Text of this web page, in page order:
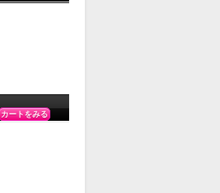
カートをみる